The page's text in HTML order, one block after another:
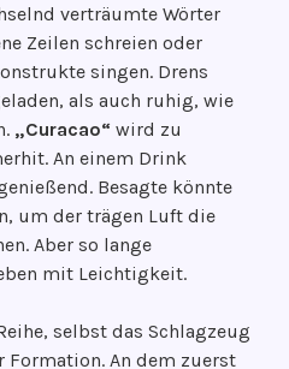
verträumte Wörter
Zeilen schreien oder
singen. Drens
als auch ruhig, wie
„Curacao“ wird zu
An einem Drink
Besagte könnte
um der trägen Luft die
Aber so lange
mit Leichtigkeit.
selbst das Schlagzeug
Formation. An dem zuerst